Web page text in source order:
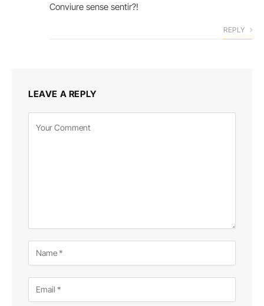
Conviure sense sentir?!
REPLY
LEAVE A REPLY